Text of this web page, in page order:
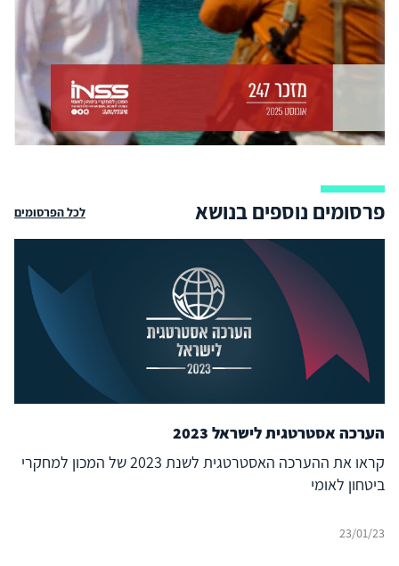
פרסומים נוספים בנושא לכל הפרסומים
הערכה אסטרטגית לישראל 2023
קראו את ההערכה האסטרטגית לשנת 2023 של המכון למחקרי
ביטחון לאומי
23/01/23